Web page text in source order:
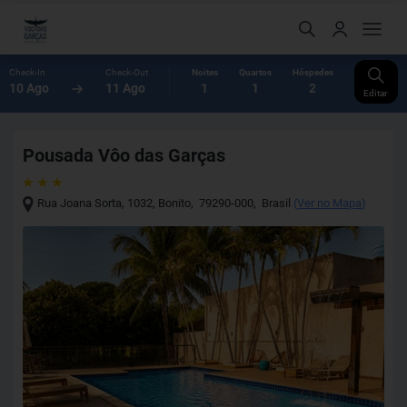
Check-In
10 Ago
Check-Out
11 Ago
Noites
1
Quartos
1
Hóspedes
2 Editar
Pousada Vôo das Garças
Rua Joana Sorta, 1032, Bonito, 79290-000, Brasil (Ver no Mapa)